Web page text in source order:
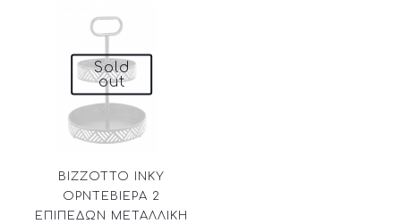
Sold
out
BIZZOTTO INKY
ΟΡΝΤΕΒΙΕΡΑ 2
ΕΠΙΠΕΔΩΝ ΜΕΤΑΛΛΙΚΗ